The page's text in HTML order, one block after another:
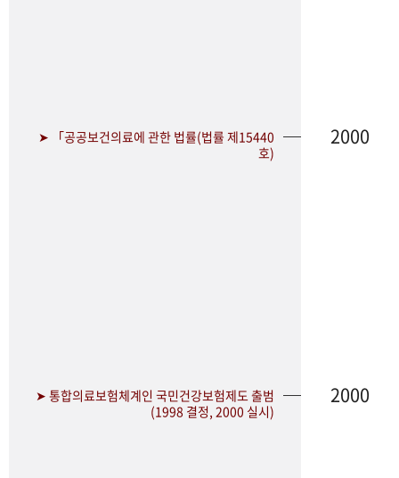
➤ 「공공보건의료에 관한 법률(법률 제15440
호)
2000
➤ 통합의료보험체계인 국민건강보험제도 출범
(1998 결정, 2000 실시)
2000